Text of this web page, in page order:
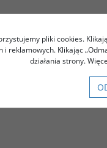
pliki cookies.
i reklamowych. Klikając
działania strony.